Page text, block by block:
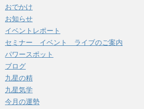
おでかけ
お知らせ
イベントレポート
セミナー イベント ライブのご案内
パワースポット
ブログ
九星の精
九星気学
今月の運勢